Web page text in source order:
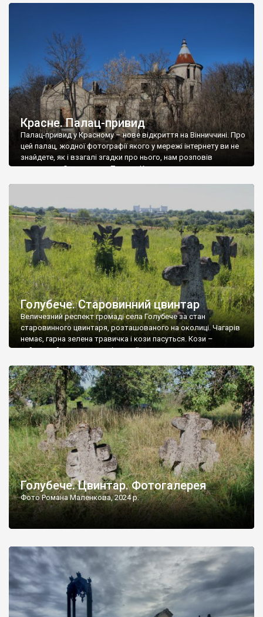
Красне. Палац-привид
Палац-привид у Красному – нове відкриття на Вінниччині. Про
цей палац, жодної фотографії якого у мережі інтернету ви не
знайдете, як і взагалі згадки про нього, нам розповів
мешканець Самгородка. Палац у Красному вразив не лише
Голубече. Старовинний цвинтар
Величезний респект громаді села Голубече за стан
старовинного цвинтаря, розташованого на околиці. Чагарів
немає, гарна зелена травичка і кози пасуться. Кози –
найкращий регулятор шкідливої, для старих кладовищ,
бруньками, кози ті бруньки обгризають, бо то улюблений
делікатес. На цвинтарі у Голубечому ціла колекція
різноманітних форм хрестів. Село відносно невелике, […]
Голубече. Цвинтар. Фотогалерея
Фото Романа Маленкова, 2024 р.